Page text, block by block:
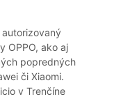
OPPO, ako aj
popredných
či Xiaomi.
v Trenčíne